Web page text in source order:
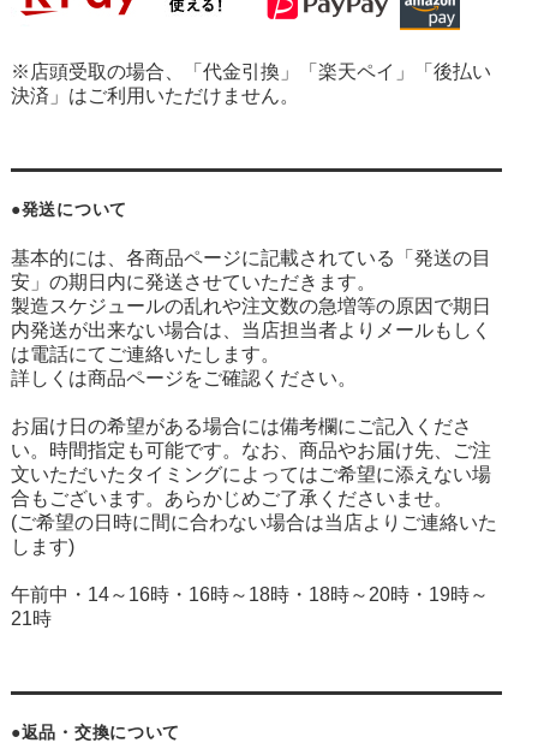
※店頭受取の場合、「代金引換」「楽天ペイ」「後払い
決済」はご利用いただけません。
●発送について
基本的には、各商品ページに記載されている「発送の目
安」の期日内に発送させていただきます。
製造スケジュールの乱れや注文数の急増等の原因で期日
内発送が出来ない場合は、当店担当者よりメールもしく
は電話にてご連絡いたします。
詳しくは商品ページをご確認ください。
お届け日の希望がある場合には備考欄にご記入くださ
い。時間指定も可能です。なお、商品やお届け先、ご注
文いただいたタイミングによってはご希望に添えない場
合もございます。あらかじめご了承くださいませ。
(ご希望の日時に間に合わない場合は当店よりご連絡いた
します)
午前中・14～16時・16時～18時・18時～20時・19時～
21時
●返品・交換について